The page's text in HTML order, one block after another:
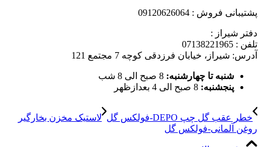
پشتیبانی فروش : 09120626064
دفتر شیراز :
تلفن : 07138221965
آدرس: شیراز، خیابان فرزدقی کوچه 7 مجتمع 121
شنبه تا چهارشنبه: 8 صبح الی 8 شب
پنجشنبه: 8 صبح الی 4 بعدازظهر
خطر عقب گل چپ DEPO-فولکس گل
لاستیک مخزن بخارگیر
روغن آلمانی-فولکس گل